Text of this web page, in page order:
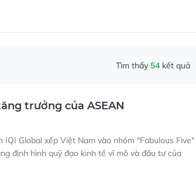
Tìm thấy 54 kết quả
trưởng của ASEAN
Global xếp Việt Nam vào nhóm "Fabulous
định hình quỹ đạo kinh tế vĩ mô và đầu tư của